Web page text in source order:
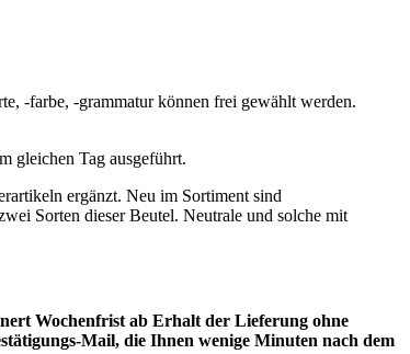
-farbe, -grammatur können frei gewählt werden.
gleichen Tag ausgeführt.
ergänzt. Neu im Sortiment sind
Sorten dieser Beutel. Neutrale und solche mit
Wochenfrist ab Erhalt der Lieferung ohne
Mail, die Ihnen wenige Minuten nach dem